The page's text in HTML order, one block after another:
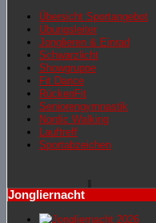
Übersicht Sportangebot
Übungsleiter
Jonglieren & Einrad
Schwarzlicht
Showgruppe
Fit Dance
RückenFit
Seniorengymnastik
Nordic Walking
Lauftreff
Sportabzeichen
Jongliernacht